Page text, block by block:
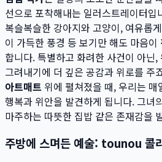
선으로 포착해내는 일러스트레이터입
복슬복슬한 강아지와 고양이, 여유롭
이 가득한 풍경 등 보기만 해도 마음
합니다. 특별하고 화려한 사건이 아닌
그려내기에 더 깊은 공감과 위로를 주
아트매트 위에 펼쳐졌을 때, 우리는
행복과 위안을 발견하게 됩니다. 그녀
마주하는 따뜻한 집밥 같은 존재감을
주방에 스며든 예술: tounou 콜